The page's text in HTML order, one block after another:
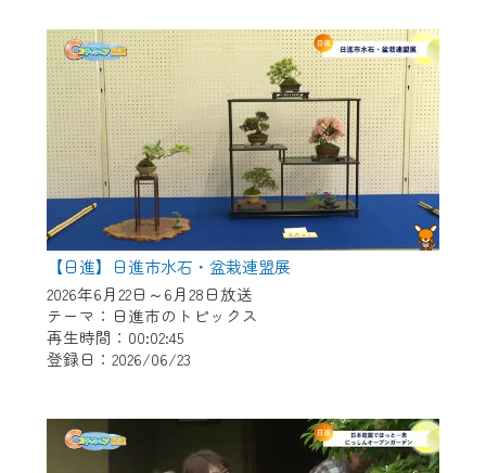
【日進】日進市水石・盆栽連盟展
2026年6月22日～6月28日放送
テーマ：日進市のトピックス
再生時間：00:02:45
登録日：2026/06/23
で設定できます。
（GmailやYahooなどのフリーメールアドレ
スでも作成可能です）
※マイページへのログイン・MyIDの新規登
録はこちらから
※CCNetアプリをご利用中の方は引き続き
ご視聴いただけます。
＜メンテナンス情報＞
CCNetWebTVのリニューアルにともないメ
ンテナンス作業を予定しています。
作業の間は、CCNetWebTVの画面が「メン
テナンス中」になり、ご利用いただけませ